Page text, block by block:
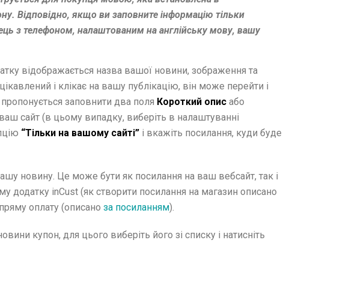
Відповідно, якщо ви заповните інформацію тільки
з телефоном, налаштованим на англійську мову, вашу
відображається назва вашої новини, зображення та
і клікає на вашу публікацію, він може перейти і
заповнити два поля Короткий описабо
сайт (в цьому випадку, виберіть в налаштуванні
“Тільки на вашому сайті”і вкажіть посилання, куди буде
новину. Це може бути як посилання на ваш вебсайт, так і
додатку inCust (як створити посилання на магазин описано
оплату (описано за посиланням).
купон, для цього виберіть його зі списку і натисніть